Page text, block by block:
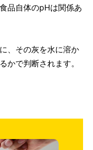
品自体のpHは関係あ
、その灰を水に溶か
かで判断されます。